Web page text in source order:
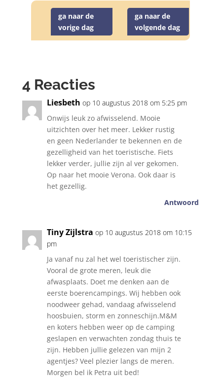
ga naar de
vorige dag
ga naar de
volgende dag
4 Reacties
Liesbeth op 10 augustus 2018 om 5:25 pm
Onwijs leuk zo afwisselend. Mooie
uitzichten over het meer. Lekker rustig
en geen Nederlander te bekennen en de
gezelligheid van het toeristische. Fiets
lekker verder, jullie zijn al ver gekomen.
Op naar het mooie Verona. Ook daar is
het gezellig.
Antwoord
Tiny Zijlstra op 10 augustus 2018 om 10:15
pm
Ja vanaf nu zal het wel toeristischer zijn.
Vooral de grote meren, leuk die
afwasplaats. Doet me denken aan de
eerste boerencampings. Wij hebben ook
noodweer gehad, vandaag afwisselend
hoosbuien, storm en zonneschijn.M&M
en koters hebben weer op de camping
geslapen en verwachten zondag thuis te
zijn. Hebben jullie gelezen van mijn 2
agentjes? Veel plezier langs de meren.
Morgen bel ik Petra uit bed!